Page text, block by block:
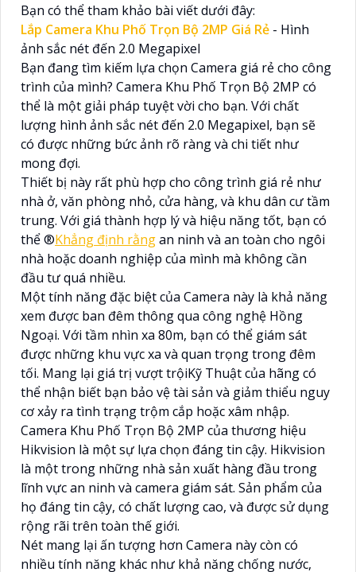
Bạn có thể tham khảo bài viết dưới đây:
Lắp Camera Khu Phố Trọn Bộ 2MP Giá Rẻ - Hình
ảnh sắc nét đến 2.0 Megapixel
Bạn đang tìm kiếm lựa chọn Camera giá rẻ cho công
trình của mình? Camera Khu Phố Trọn Bộ 2MP có
thể là một giải pháp tuyệt vời cho bạn. Với chất
lượng hình ảnh sắc nét đến 2.0 Megapixel, bạn sẽ
có được những bức ảnh rõ ràng và chi tiết như
mong đợi.
Thiết bị này rất phù hợp cho công trình giá rẻ như
nhà ở, văn phòng nhỏ, cửa hàng, và khu dân cư tầm
trung. Với giá thành hợp lý và hiệu năng tốt, bạn có
thể ®️Khẳng định rằngan ninh và an toàn cho ngôi
nhà hoặc doanh nghiệp của mình mà không cần
đầu tư quá nhiều.
Một tính năng đặc biệt của Camera này là khả năng
xem được ban đêm thông qua công nghệ Hồng
Ngoại. Với tầm nhìn xa 80m, bạn có thể giám sát
được những khu vực xa và quan trọng trong đêm
tối. Mang lại giá trị vượt trộiKỹ Thuật của hãng có
thể nhận biết bạn bảo vệ tài sản và giảm thiểu nguy
cơ xảy ra tình trạng trộm cắp hoặc xâm nhập.
Camera Khu Phố Trọn Bộ 2MP của thương hiệu
Hikvision là một sự lựa chọn đáng tin cậy. Hikvision
là một trong những nhà sản xuất hàng đầu trong
lĩnh vực an ninh và camera giám sát. Sản phẩm của
họ đáng tin cậy, có chất lượng cao, và được sử dụng
rộng rãi trên toàn thế giới.
Nét mang lại ấn tượng hơn Camera này còn có
nhiều tính năng khác như khả năng chống nước,